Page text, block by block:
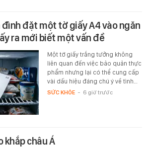
đình đặt một tờ giấy A4 vào ngăn
ra mới biết một vấn đề
Một tờ giấy trắng tưởng không
liên quan đến việc bảo quản thực
phẩm nhưng lại có thể cung cấp
vài dấu hiệu đáng chú ý về tình…
SỨC KHỎE - 6 giờ trước
khắp châu Á